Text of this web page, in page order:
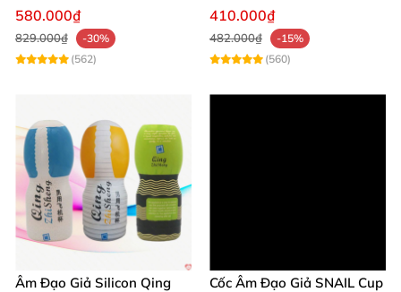
Cao Cấp
580.000₫
829.000₫
-30%
(562)
Khít
410.000₫
482.000₫
-15%
(560)
Âm Đạo Giả Silicon Qing
Cốc Âm Đạo Giả SNAIL Cup